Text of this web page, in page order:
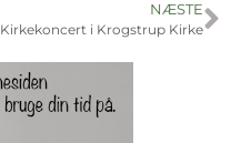
NÆSTE
Kirkekoncert i Krogstrup Kirke